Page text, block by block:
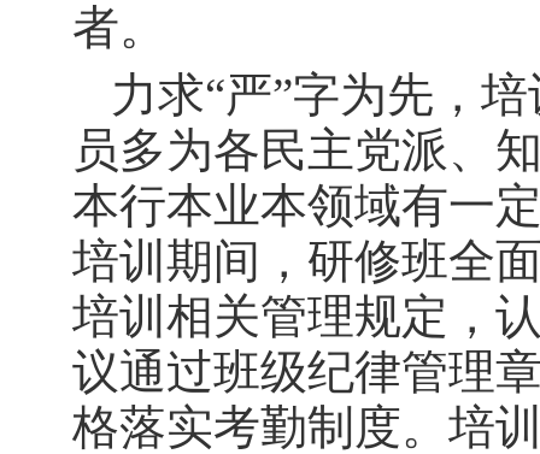
者。
力求“严”字为先，
员多为各民主党派、
本行本业本领域有一
培训期间，研修班全
培训相关管理规定，
议通过班级纪律管理
格落实考勤制度。培